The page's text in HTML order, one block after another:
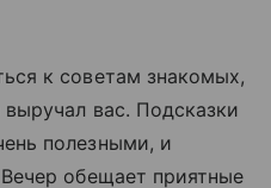
к советам знакомых,
вас. Подсказки
полезными, и
обещает приятные